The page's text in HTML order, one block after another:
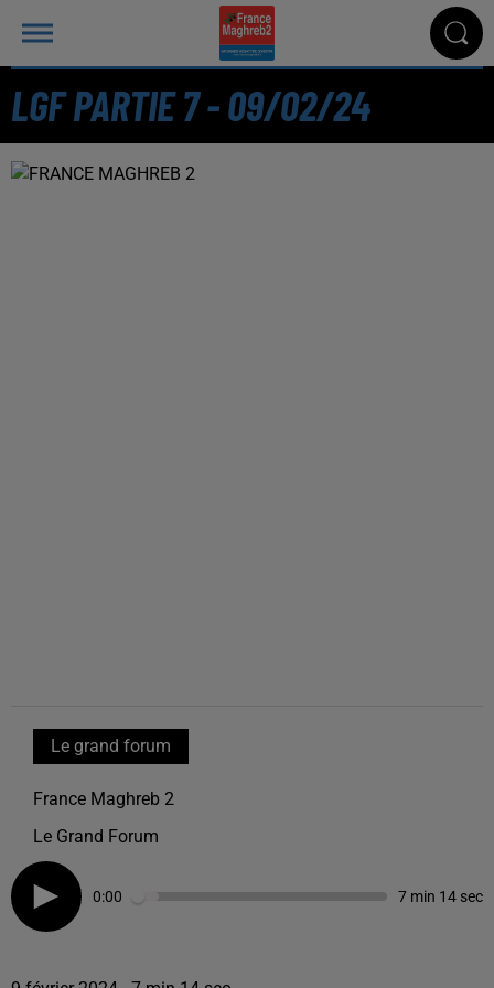
LGF PARTIE 7 - 09/02/24
Le grand forum
France Maghreb 2
Le Grand Forum
0:00 7 min 14 sec